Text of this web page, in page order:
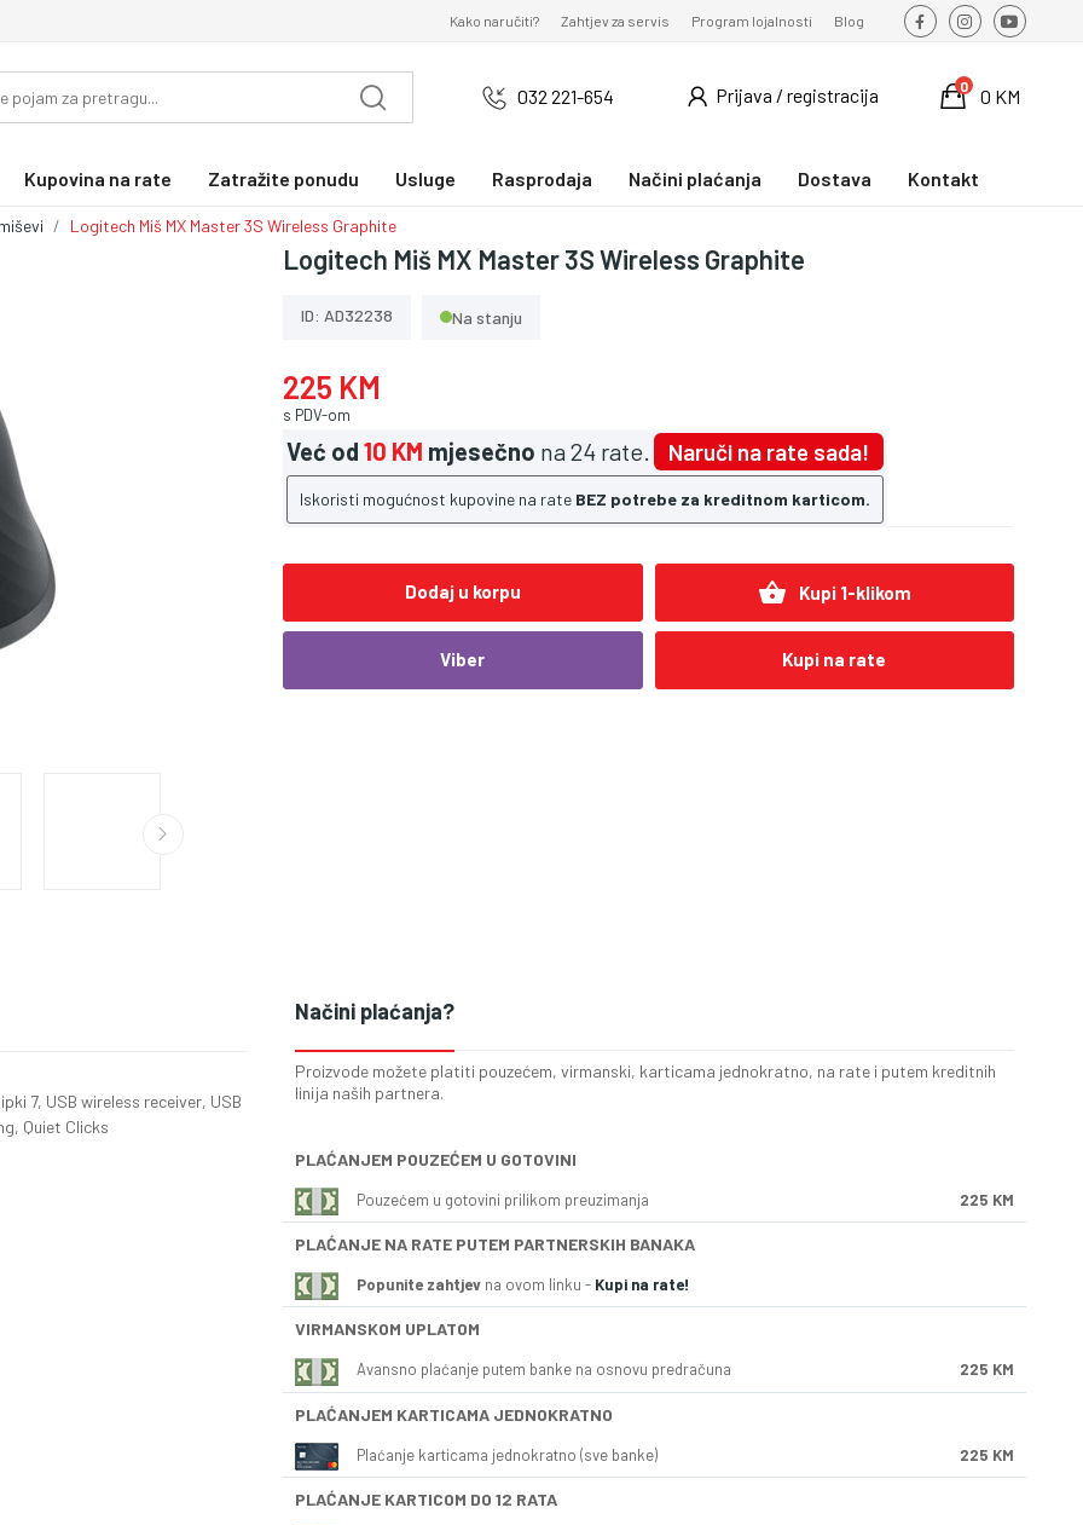
Kako naručiti? Zahtjev za servis Program lojalnosti Blog
032 221-654 Prijava / registracija 0 KM
0
Kupovina na rate Zatražite ponudu Usluge Rasprodaja Načini plaćanja Dostava Kontakt
Logitech Miš MX Master 3S Wireless Graphite
Logitech Miš MX Master 3S Wireless Graphite
ID: AD32238 Na stanju
225 KM
s PDV-om
Već od 10 KM mjesečno na 24 rate. Naruči na rate sada!
Iskoristi mogućnost kupovine na rate BEZ potrebe za kreditnom karticom.
Dodaj u korpu shopping_basket Kupi 1-klikom
Viber Kupi na rate
7, USB wireless receiver, USB
Quiet Clicks
Načini plaćanja?
Proizvode možete platiti pouzećem, virmanski, karticama jednokratno, na rate i putem kreditnih
linija naših partnera.
PLAĆANJEM POUZEĆEM U GOTOVINI
Pouzećem u gotovini prilikom preuzimanja 225 KM
PLAĆANJE NA RATE PUTEM PARTNERSKIH BANAKA
Popunite zahtjev na ovom linku - Kupi na rate!
VIRMANSKOM UPLATOM
Avansno plaćanje putem banke na osnovu predračuna 225 KM
PLAĆANJEM KARTICAMA JEDNOKRATNO
Plaćanje karticama jednokratno (sve banke) 225 KM
PLAĆANJE KARTICOM DO 12 RATA